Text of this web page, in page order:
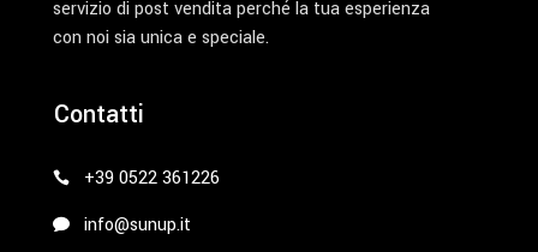
servizio di post vendita perché la tua esperienza
con noi sia unica e speciale.
Contatti
+39 0522 361226
info@sunup.it